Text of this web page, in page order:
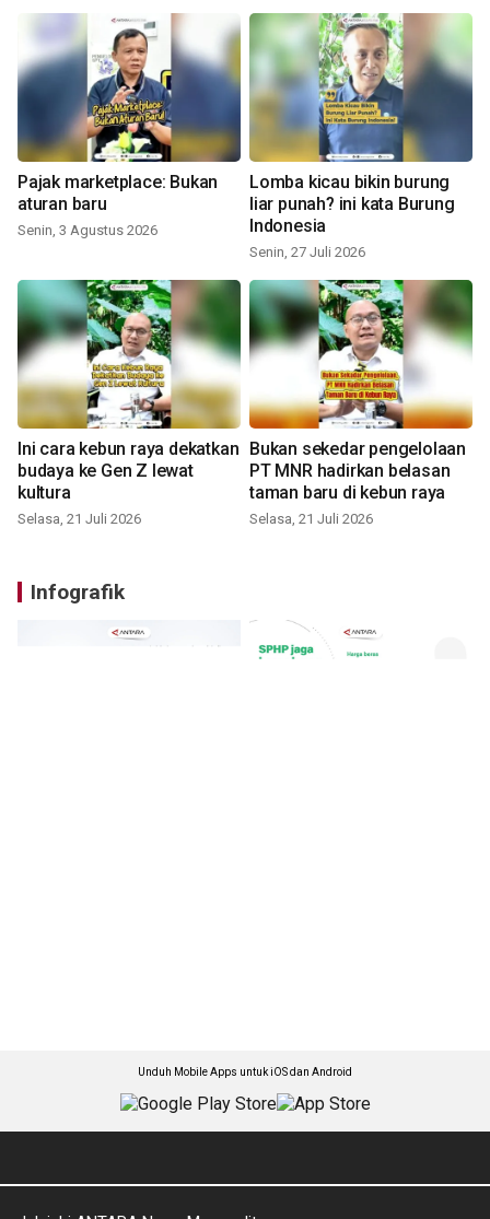
Pajak marketplace: Bukan
aturan baru
Senin, 3 Agustus 2026
Lomba kicau bikin burung
liar punah? ini kata Burung
Indonesia
Senin, 27 Juli 2026
Ini cara kebun raya dekatkan
budaya ke Gen Z lewat
kultura
Selasa, 21 Juli 2026
Bukan sekedar pengelolaan
PT MNR hadirkan belasan
taman baru di kebun raya
Selasa, 21 Juli 2026
Infografik
Unduh Mobile Apps untuk iOS dan Android